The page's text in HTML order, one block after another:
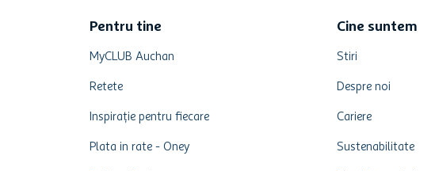
Pentru tine
MyCLUB Auchan
Retete
Inspirație pentru fiecare
Plata in rate - Oney
Cine suntem
Stiri
Despre noi
Cariere
Sustenabilitate